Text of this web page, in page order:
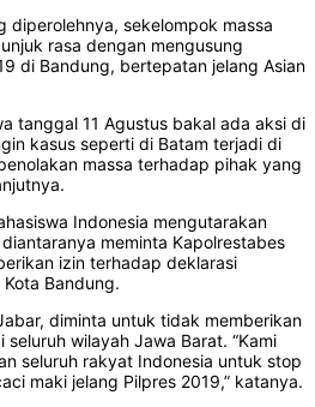
diperolehnya, sekelompok massa
rasa dengan mengusung
di Bandung, bertepatan jelang Asian
tanggal 11 Agustus bakal ada aksi di
kasus seperti di Batam terjadi di
massa terhadap pihak yang
Indonesia mengutarakan
meminta Kapolrestabes
izin terhadap deklarasi
Bandung.
diminta untuk tidak memberikan
wilayah Jawa Barat. “Kami
seluruh rakyat Indonesia untuk stop
maki jelang Pilpres 2019,” katanya.